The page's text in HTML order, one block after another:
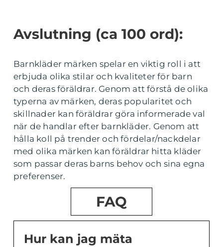
Avslutning (ca 100 ord):
Barnkläder märken spelar en viktig roll i att
erbjuda olika stilar och kvaliteter för barn
och deras föräldrar. Genom att förstå de olika
typerna av märken, deras popularitet och
skillnader kan föräldrar göra informerade val
när de handlar efter barnkläder. Genom att
hålla koll på trender och fördelar/nackdelar
med olika märken kan föräldrar hitta kläder
som passar deras barns behov och sina egna
preferenser.
FAQ
Hur kan jag mäta